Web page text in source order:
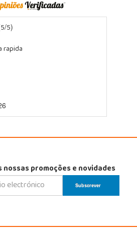
5/5)
rapida
promoções e novidades